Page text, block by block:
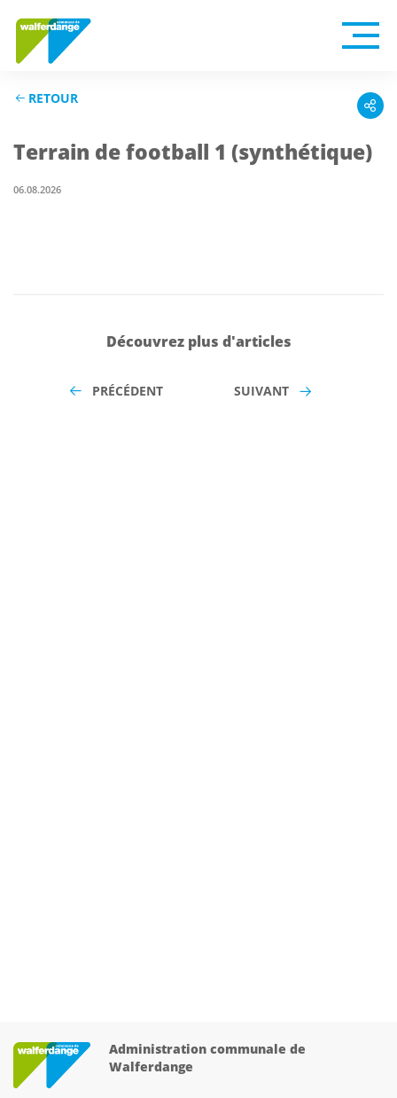
RETOUR
Terrain de football 1 (synthétique)
06.08.2026
Découvrez plus d'articles
PRÉCÉDENT SUIVANT
Administration communale de
Walferdange